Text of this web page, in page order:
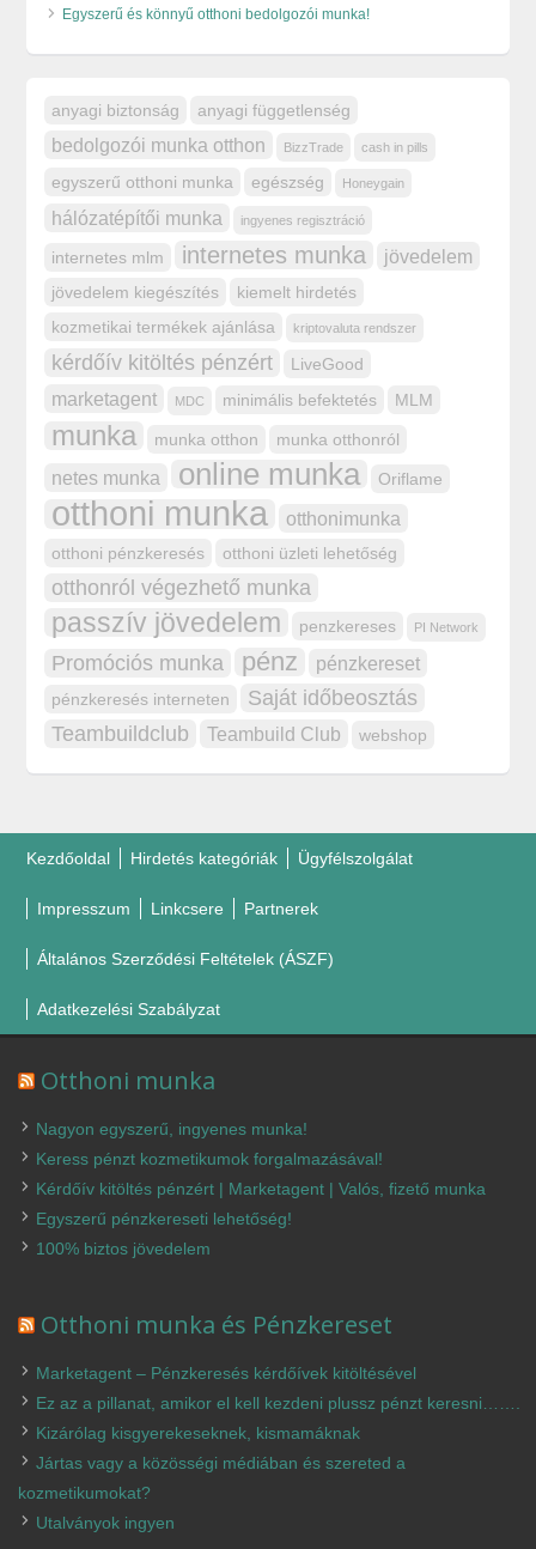
Egyszerű és könnyű otthoni bedolgozói munka!
anyagi biztonság anyagi függetlenség
bedolgozói munka otthon BizzTrade cash in pills
egyszerű otthoni munka egészség Honeygain
hálózatépítői munka ingyenes regisztráció
internetes mlm internetes munka jövedelem
jövedelem kiegészítés
kiemelt hirdetés
kozmetikai termékek ajánlása
kriptovaluta rendszer
kérdőív kitöltés pénzért LiveGood
marketagent MDC minimális befektetés MLM
munka munka otthon munka otthonról
netes munka online munka Oriflame
otthoni munka otthonimunka
otthoni pénzkeresés otthoni üzleti lehetőség
otthonról végezhető munka
passzív jövedelem penzkereses PI Network
Promóciós munka pénz pénzkereset
pénzkeresés interneten
Saját időbeosztás
Teambuildclub
Teambuild Club webshop
Kezdőoldal Hirdetés kategóriák Ügyfélszolgálat
Impresszum Linkcsere Partnerek
Általános Szerződési Feltételek (ÁSZF)
Adatkezelési Szabályzat
Otthoni munka
Nagyon egyszerű, ingyenes munka!
Keress pénzt kozmetikumok forgalmazásával!
Kérdőív kitöltés pénzért | Marketagent | Valós, fizető munka
Egyszerű pénzkereseti lehetőség!
100% biztos jövedelem
Otthoni munka és Pénzkereset
Marketagent – Pénzkeresés kérdőívek kitöltésével
Ez az a pillanat, amikor el kell kezdeni plussz pénzt keresni…….
Kizárólag kisgyerekeseknek, kismamáknak
Jártas vagy a közösségi médiában és szereted a
kozmetikumokat?
Utalványok ingyen